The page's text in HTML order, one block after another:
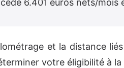
6.401 euros nets/mois
et la distance
votre éligibilité à